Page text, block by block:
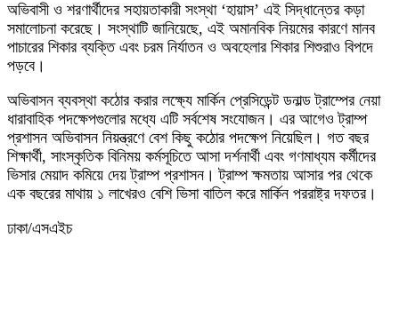
অভিবাসী ও শরণার্থীদের সহায়তাকারী সংস্থা ‘হায়াস’ এই সিদ্ধান্তের কড়া
সমালোচনা করেছে। সংস্থাটি জানিয়েছে, এই অমানবিক নিয়মের কারণে মানব
পাচারের শিকার ব্যক্তি এবং চরম নির্যাতন ও অবহেলার শিকার শিশুরাও বিপদে
পড়বে।
অভিবাসন ব্যবস্থা কঠোর করার লক্ষ্যে মার্কিন প্রেসিডেন্ট ডনাল্ড ট্রাম্পের নেয়া
ধারাবাহিক পদক্ষেপগুলোর মধ্যে এটি সর্বশেষ সংযোজন। এর আগেও ট্রাম্প
প্রশাসন অভিবাসন নিয়ন্ত্রণে বেশ কিছু কঠোর পদক্ষেপ নিয়েছিল। গত বছর
শিক্ষার্থী, সাংস্কৃতিক বিনিময় কর্মসূচিতে আসা দর্শনার্থী এবং গণমাধ্যম কর্মীদের
ভিসার মেয়াদ কমিয়ে দেয় ট্রাম্প প্রশাসন। ট্রাম্প ক্ষমতায় আসার পর থেকে
এক বছরের মাথায় ১ লাখেরও বেশি ভিসা বাতিল করে মার্কিন পররাষ্ট্র দফতর।
ঢাকা/এসএইচ